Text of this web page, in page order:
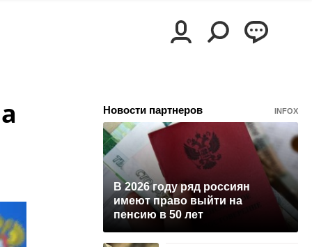
Новости партнеров INFOX
В 2026 году ряд россиян
имеют право выйти на
пенсию в 50 лет